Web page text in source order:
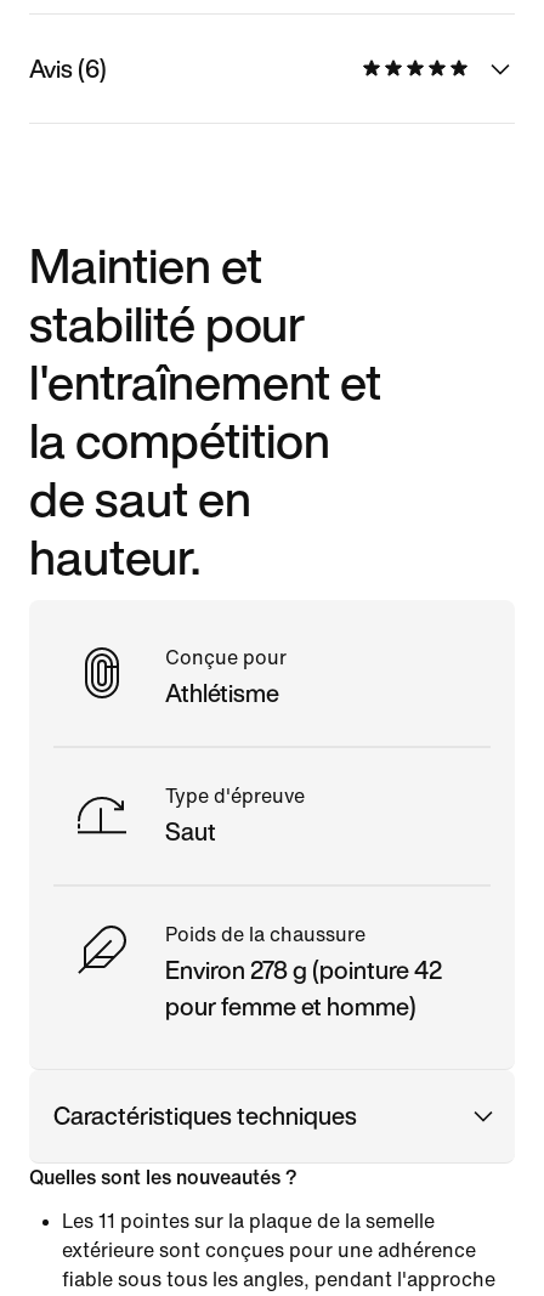
Avis (6)
Maintien et
stabilité pour
l'entraînement et
la compétition
de saut en
hauteur.
Conçue pour
Athlétisme
Type d'épreuve
Saut
Poids de la chaussure
Environ 278 g (pointure 42
pour femme et homme)
Caractéristiques techniques
Quelles sont les nouveautés ?
Les 11 pointes sur la plaque de la semelle
extérieure sont conçues pour une adhérence
fiable sous tous les angles, pendant l'approche